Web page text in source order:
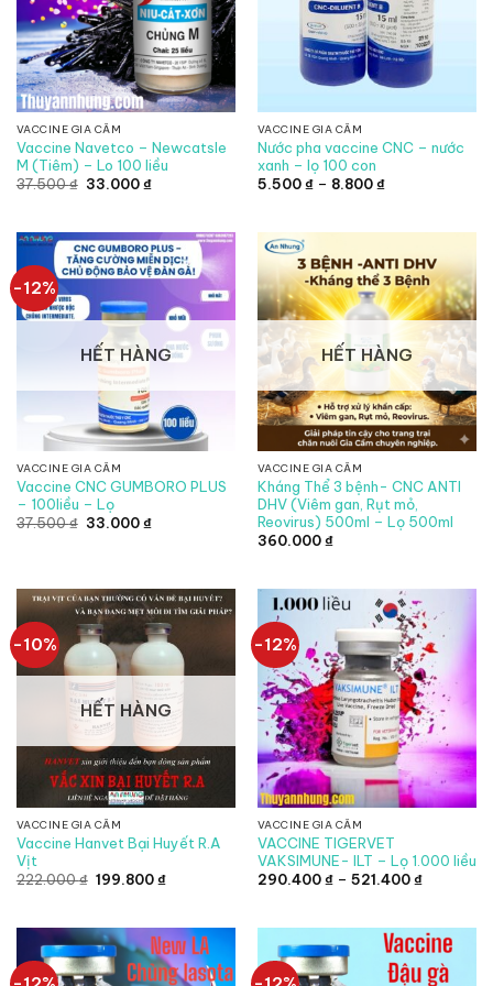
VACCINE GIA CẦM
Vaccine Navetco – Newcatsle
M (Tiêm) – Lo 100 liều
37.500₫ Giá
33.000₫Giá
33.000 ₫.
VACCINE GIA CẦM
Nước pha vaccine CNC – nước
xanh – lọ 100 con
5.500₫ – 8.800₫Khoảng
đến
-12%
HẾT HÀNG
VACCINE GIA CẦM
Vaccine CNC GUMBORO PLUS
– 100liều – Lọ
37.500₫ Giá
33.000₫Giá
HẾT HÀNG
VACCINE GIA CẦM
Kháng Thể 3 bệnh- CNC ANTI
DHV (Viêm gan, Rụt mỏ,
Reovirus) 500ml – Lọ 500ml
360.000₫
-10%
HẾT HÀNG
VACCINE GIA CẦM
Vaccine Hanvet Bại Huyết R.A
Vịt
222.000₫ Giá
199.800₫Giá
199.800 ₫.
-12%
VACCINE GIA CẦM
VACCINE TIGERVET
VAKSIMUNE- ILT – Lọ 1.000 liều
290.400₫ – 521.400₫Khoảng
đến
521.400 ₫